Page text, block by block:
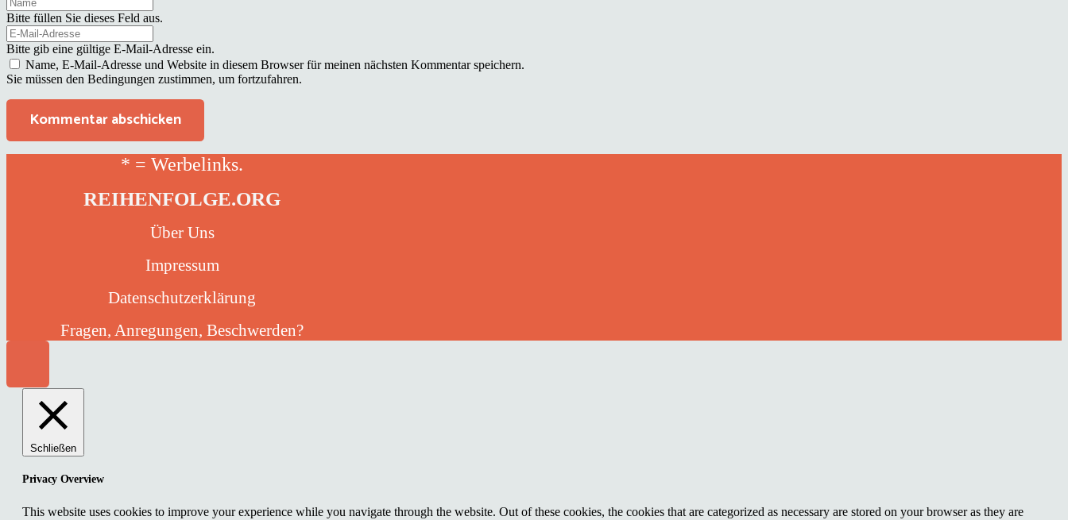
Bitte füllen Sie dieses Feld aus.
Bitte gib eine gültige E-Mail-Adresse ein.
Name, E-Mail-Adresse und Website in diesem Browser für meinen nächsten Kommentar speichern.
Sie müssen den Bedingungen zustimmen, um fortzufahren.
Kommentar abschicken
* = Werbelinks.
REIHENFOLGE.ORG
Über Uns
Impressum
Datenschutzerklärung
Fragen, Anregungen, Beschwerden?
Schließen
Privacy Overview
This website uses cookies to improve your experience while you navigate through the website. Out of these cookies, the cookies that are categorized as necessary are stored on your browser as they are